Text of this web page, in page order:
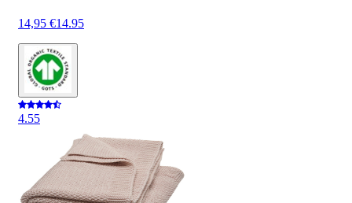
14,95 €14.95
4.55